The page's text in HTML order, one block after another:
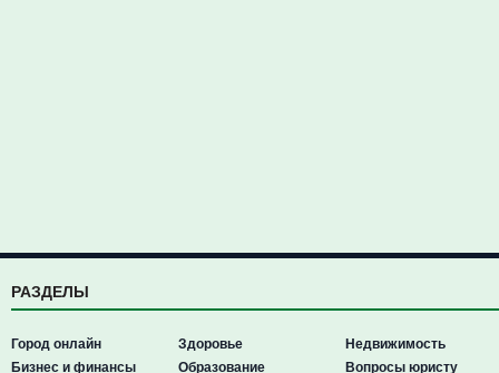
РАЗДЕЛЫ
Город онлайн
Бизнес и финансы
Здоровье
Образование
Недвижимость
Вопросы юристу